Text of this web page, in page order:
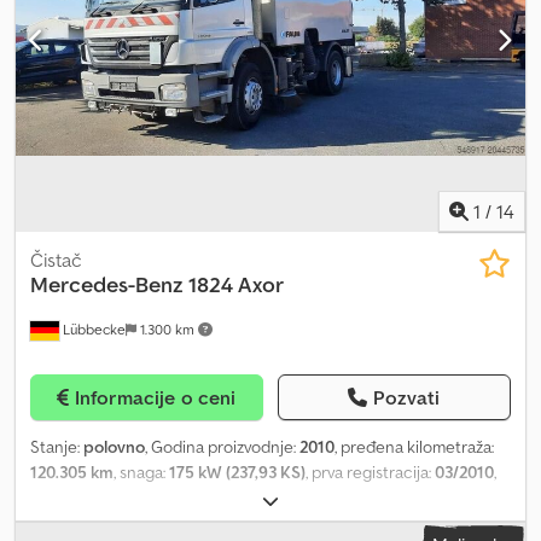
1 / 14
Lübbecke 1.300 km
Čistač
Mercedes-Benz 1824 Axor
Informacije o ceni Pozvati
Stanje: polovno, Godina proizvodnje:2010, pređena kilometraža:
120.305 km, snaga:175 kW (237,93 KS), prva registracija:03/2010,
, konfiguracija osovina:
dizel, međuosovinsko rastojanje:3.600 mm, tip prenosa: